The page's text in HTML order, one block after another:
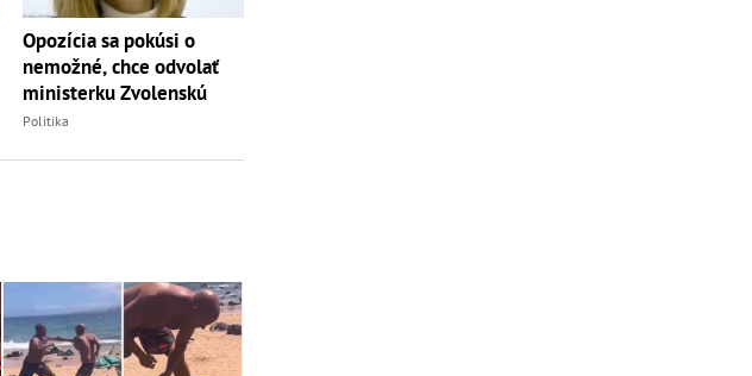
Opozícia sa pokúsi o
nemožné, chce odvolať
ministerku Zvolenskú
Politika